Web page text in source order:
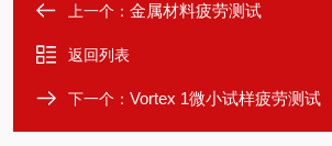
上一个： 金属材料疲劳测试
返回列表
下一个： Vortex 1微小试样疲劳测试